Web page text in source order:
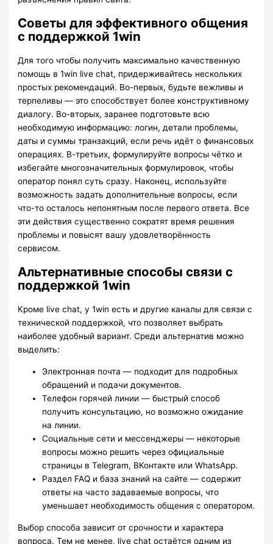
Советы для эффективного общения
с поддержкой 1win
Для того чтобы получить максимально качественную
помощь в 1win live chat, придерживайтесь нескольких
простых рекомендаций. Во-первых, будьте вежливы и
терпеливы — это способствует более конструктивному
диалогу. Во-вторых, заранее подготовьте всю
необходимую информацию: логин, детали проблемы,
даты и суммы транзакций, если речь идёт о финансовых
операциях. В-третьих, формулируйте вопросы чётко и
избегайте многозначительных формулировок, чтобы
оператор понял суть сразу. Наконец, используйте
возможность задать дополнительные вопросы, если
что-то осталось непонятным после первого ответа. Все
эти действия существенно сократят время решения
проблемы и повысят вашу удовлетворённость
сервисом.
Альтернативные способы связи с
поддержкой 1win
Кроме live chat, у 1win есть и другие каналы для связи с
технической поддержкой, что позволяет выбрать
наиболее удобный вариант. Среди альтернатив можно
выделить:
Электронная почта — подходит для подробных
обращений и подачи документов.
Телефон горячей линии — быстрый способ
получить консультацию, но возможно ожидание
на линии.
Социальные сети и мессенджеры — некоторые
вопросы можно решить через официальные
страницы в Telegram, ВКонтакте или WhatsApp.
Раздел FAQ и база знаний на сайте — содержит
ответы на часто задаваемые вопросы, что
уменьшает необходимость общения с оператором.
Выбор способа зависит от срочности и характера
вопроса. Тем не менее, live chat остаётся одним из